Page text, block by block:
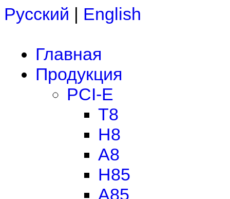
Русский | English
Главная
Продукция
PCI-E
T8
H8
A8
H85
A85